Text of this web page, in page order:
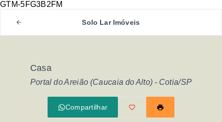
GTM-5FG3B2FM
Solo Lar Imóveis
Casa
Portal do Areião (Caucaia do Alto) - Cotia/SP
Compartilhar